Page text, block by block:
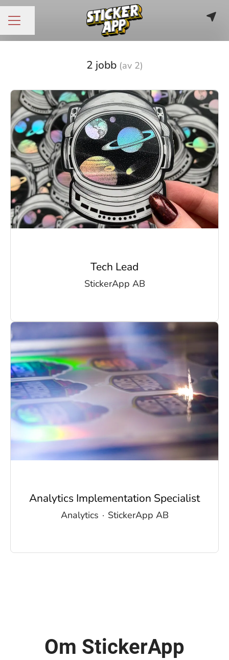
KARRIÄRMENY
Dela sidan
2 jobb (av 2)
Tech Lead
StickerApp AB
Analytics Implementation Specialist
Analytics · StickerApp AB
Om StickerApp